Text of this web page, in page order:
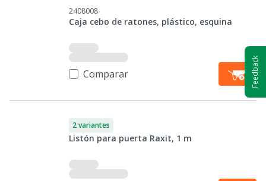
2408008
Caja cebo de ratones, plástico, esquina
Comparar
2 variantes
Listón para puerta Raxit, 1 m
Feedback